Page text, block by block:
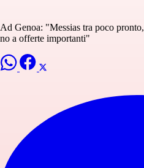
Ad Genoa: "Messias tra poco
no a offerte importanti"